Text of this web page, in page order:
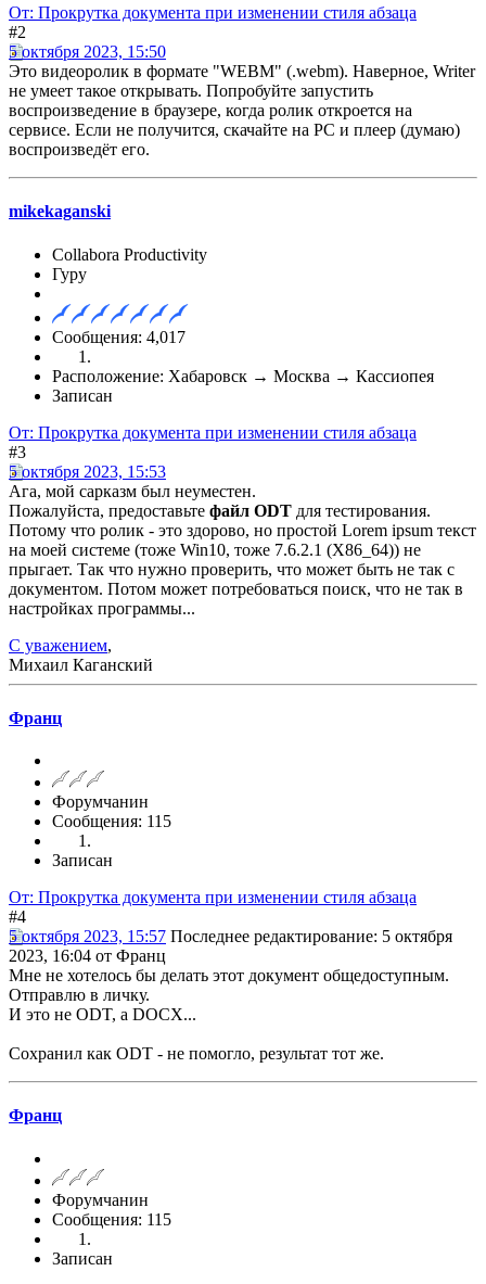
От: Прокрутка документа при изменении стиля абзаца
#2
5 октября 2023, 15:50
Это видеоролик в формате "WEBM" (.webm). Наверное, Writer
не умеет такое открывать. Попробуйте запустить
воспроизведение в браузере, когда ролик откроется на
сервисе. Если не получится, скачайте на PC и плеер (думаю)
воспроизведёт его.
mikekaganski
Collabora Productivity
Гуру
Сообщения: 4,017
Расположение: Хабаровск → Москва → Кассиопея
Записан
От: Прокрутка документа при изменении стиля абзаца
#3
5 октября 2023, 15:53
Ага, мой сарказм был неуместен.
Пожалуйста, предоставьте файл ODT для тестирования.
Потому что ролик - это здорово, но простой Lorem ipsum текст
на моей системе (тоже Win10, тоже 7.6.2.1 (X86_64)) не
прыгает. Так что нужно проверить, что может быть не так с
документом. Потом может потребоваться поиск, что не так в
настройках программы...
С уважением,
Михаил Каганский
Франц
Форумчанин
Сообщения: 115
Записан
От: Прокрутка документа при изменении стиля абзаца
#4
5 октября 2023, 15:57 Последнее редактирование: 5 октября
2023, 16:04 от Франц
Мне не хотелось бы делать этот документ общедоступным.
Отправлю в личку.
И это не ODT, а DOCX...
Сохранил как ODT - не помогло, результат тот же.
Франц
Форумчанин
Сообщения: 115
Записан